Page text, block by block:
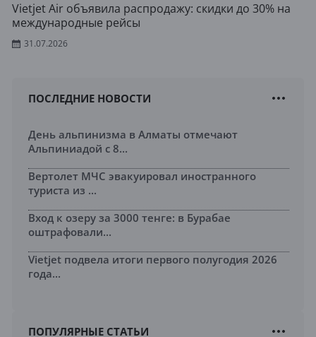
Vietjet Air объявила распродажу: скидки до 30% на
международные рейсы
31.07.2026
ПОСЛЕДНИЕ НОВОСТИ
День альпинизма в Алматы отмечают
Альпиниадой с 8...
Вертолет МЧС эвакуировал иностранного
туриста из ...
Вход к озеру за 3000 тенге: в Бурабае
оштрафовали...
Vietjet подвела итоги первого полугодия 2026
года...
ПОПУЛЯРНЫЕ СТАТЬИ